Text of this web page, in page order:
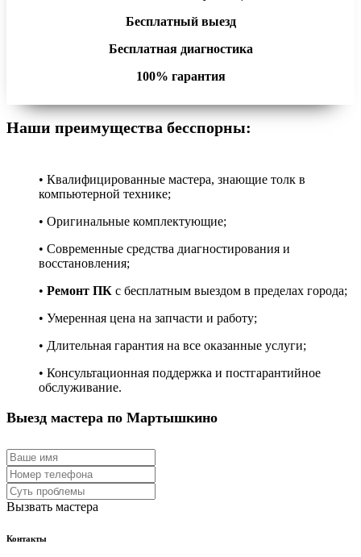
Бесплатный выезд
Бесплатная диагностика
100% гарантия
Наши преимущества бесспорны:
• Квалифицированные мастера, знающие толк в
компьютерной технике;
• Оригинальные комплектующие;
• Современные средства диагностирования и
восстановления;
• Ремонт ПК с бесплатным выездом в пределах города;
• Умеренная цена на запчасти и работу;
• Длительная гарантия на все оказанные услуги;
• Консультационная поддержка и постгарантийное
обслуживание.
Выезд мастера по Мартышкино
Вызвать мастера
Контакты